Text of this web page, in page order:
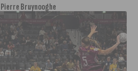
Pierre Bruynooghe